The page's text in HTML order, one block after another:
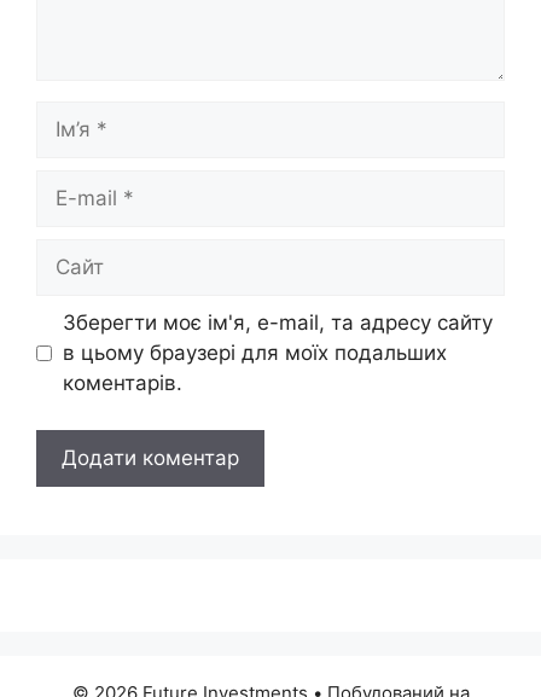
Ім’я
Сайт
Зберегти моє ім'я, e-mail, та адресу сайту
в цьому браузері для моїх подальших
коментарів.